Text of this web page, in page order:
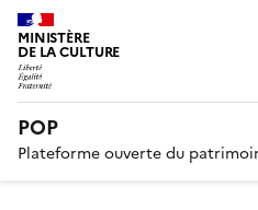
MINISTÈRE
DE LA CULTURE
POP
Plateforme ouverte du